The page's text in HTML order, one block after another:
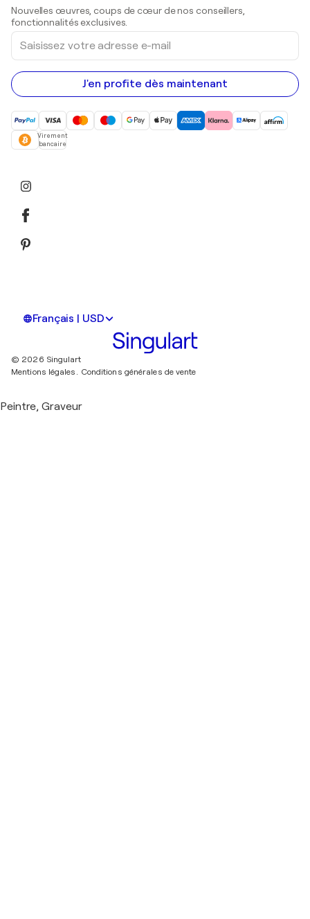
Peintures acryliques
Nouvelles œuvres, coups de cœur de nos conseillers,
fonctionnalités exclusives.
Saisissez
votre
adresse
e-
mail
J'en profite dès maintenant
Virement
bancaire
Français | USD
© 2026 Singulart
Mentions légales.
Conditions générales de vente
Peintre, Graveur